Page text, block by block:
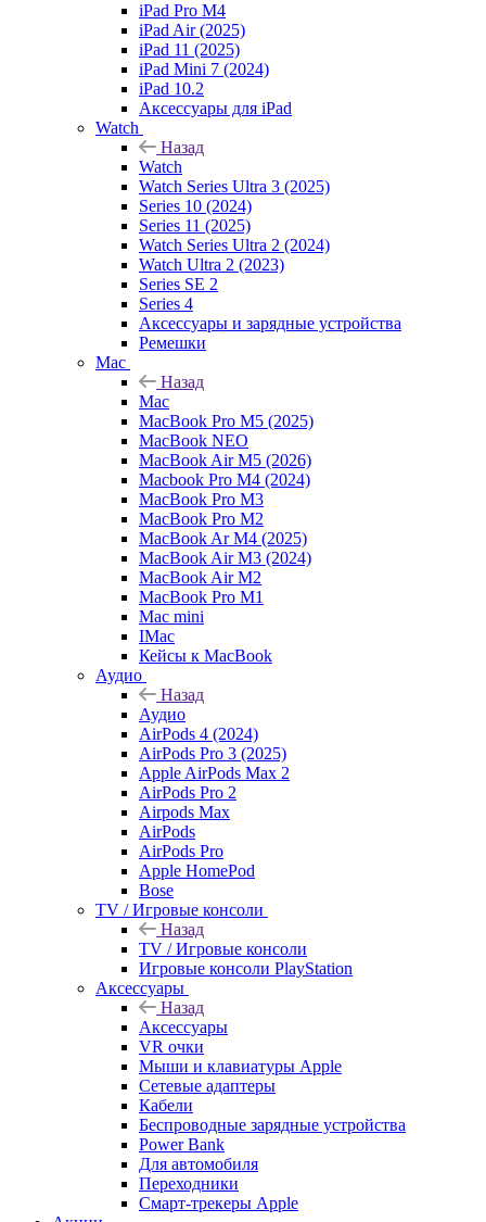
iPad Pro M4
iPad Air (2025)
iPad 11 (2025)
iPad Mini 7 (2024)
iPad 10.2
Аксессуары для iPad
Watch
Назад
Watch
Watch Series Ultra 3 (2025)
Series 10 (2024)
Series 11 (2025)
Watch Series Ultra 2 (2024)
Watch Ultra 2 (2023)
Series SE 2
Series 4
Аксессуары и зарядные устройства
Ремешки
Mac
Назад
Mac
MacBook Pro M5 (2025)
MacBook NEO
MacBook Air M5 (2026)
Macbook Pro M4 (2024)
MacBook Pro M3
MacBook Pro M2
MacBook Ar M4 (2025)
MacBook Air M3 (2024)
MacBook Air M2
MacBook Pro M1
Mac mini
IMac
Кейсы к MacBook
Аудио
Назад
Аудио
AirPods 4 (2024)
AirPods Pro 3 (2025)
Apple AirPods Max 2
AirPods Pro 2
Airpods Max
AirPods
AirPods Pro
Apple HomePod
Bose
TV / Игровые консоли
Назад
TV / Игровые консоли
Игровые консоли PlayStation
Аксессуары
Назад
Аксессуары
VR очки
Мыши и клавиатуры Apple
Сетевые адаптеры
Кабели
Беспроводные зарядные устройства
Power Bank
Для автомобиля
Переходники
Смарт-трекеры Apple